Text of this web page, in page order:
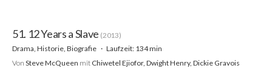
51. 12 Years a Slave (2013)
Drama, Historie, Biografie
Laufzeit: 134 min
Von Steve McQueen mit Chiwetel Ejiofor, Dwight Henry, Dickie Gravois